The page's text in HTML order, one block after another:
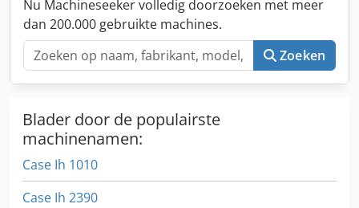
Nu Machineseeker volledig doorzoeken met meer
dan 200.000 gebruikte machines.
Zoeken
Blader door de populairste
machinenamen:
Case Ih 1010
Case Ih 2390